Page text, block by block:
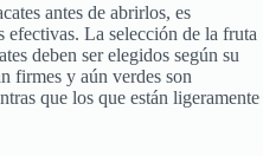
antes de abrirlos, es
efectivas. La selección de la fruta
deben ser elegidos según su
firmes y aún verdes son
que los que están ligeramente